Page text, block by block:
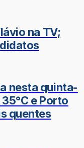
na TV;
nesta quinta-
e Porto
quentes